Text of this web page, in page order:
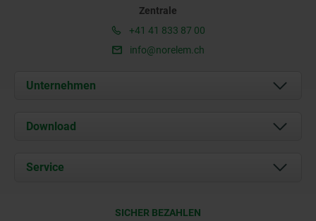
Zentrale
+41 41 833 87 00
info@norelem.ch
Unternehmen
Über uns
Kontakt
Download
Dokumente
Service
SICHER BEZAHLEN